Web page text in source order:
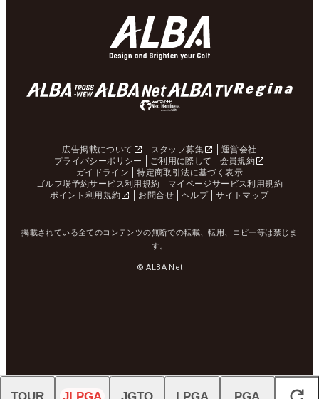
広告掲載について スタッフ募集
運営会社
プライバシーポリシー
ご利用に際して
会員規約
ガイドライン
特定商取引法に基づく表示
ゴルフ場予約サービス利用規約
マイページサービス利用規約
ポイント利用規約
お問合せ ヘルプ サイトマップ
掲載されている全てのコンテンツの無断での転載、転用、コピー等は禁じま
す。
© ALBA Net
TOUR JLPGA JGTO LPGA PGA